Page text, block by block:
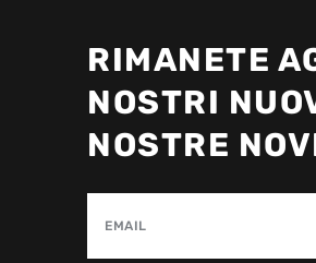
RIMANETE
NOSTRI
NOSTRE
EMAIL